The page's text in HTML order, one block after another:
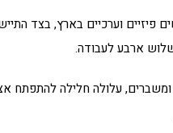
וערכיים בארץ, בצד
ארבע לעבודה.
עלולה חלילה להתפתח